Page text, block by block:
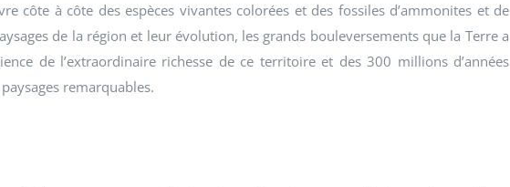
côte à côte des espèces vivantes colorées et des fossiles d’ammonites et de
de la région et leur évolution, les grands bouleversements que la Terre a
de l’extraordinaire richesse de ce territoire et des 300 millions d’années
remarquables.